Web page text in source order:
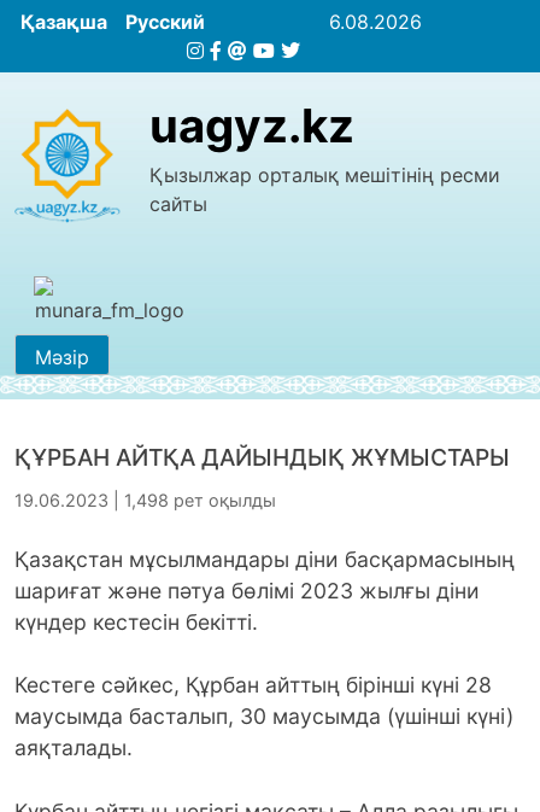
Қазақша Русский 6.08.2026
uagyz.kz
Қызылжар орталық мешітінің ресми
сайты
Мәзір
ҚҰРБАН АЙТҚА ДАЙЫНДЫҚ ЖҰМЫСТАРЫ
19.06.2023 | 1,498 рет оқылды
Қазақстан мұсылмандары діни басқармасының
шариғат және пәтуа бөлімі 2023 жылғы діни
күндер кестесін бекітті.
Кестеге сәйкес, Құрбан айттың бірінші күні 28
маусымда басталып, 30 маусымда (үшінші күні)
аяқталады.